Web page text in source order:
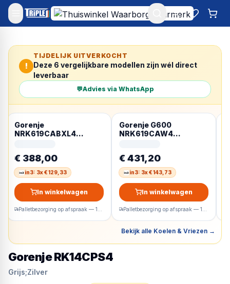
Mijn account
!
TIJDELIJK UITVERKOCHT
Deze 6 vergelijkbare modellen zijn wél direct
leverbaar
💬Advies via WhatsApp
Gorenje
NRK619CABXL4
€ 388,00
in3: 3x € 129,33
In winkelwagen
Gorenje G600
NRK619CAW4
€ 431,20
in3: 3x € 143,73
In winkelwagen
Bekijk alle Koelen & Vriezen →
Gorenje RK14CPS4
Grijs;Zilver